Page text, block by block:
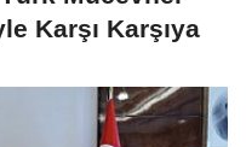
Karşı Karşıya